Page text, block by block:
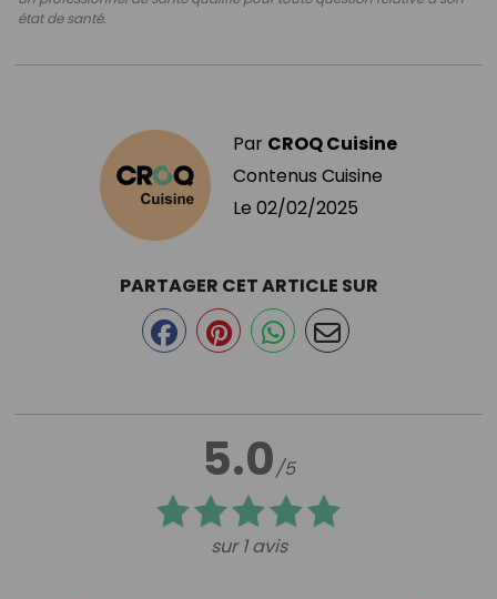
état de santé.
Par CROQ Cuisine
Contenus Cuisine
Le 02/02/2025
5.0/5
sur 1 avis
PARTAGER CET ARTICLE SUR